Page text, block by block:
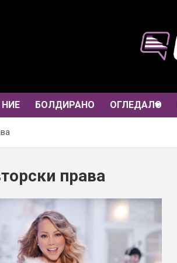
НИЕ БОЛДИРАНО ОГЛЕДАЛО
права